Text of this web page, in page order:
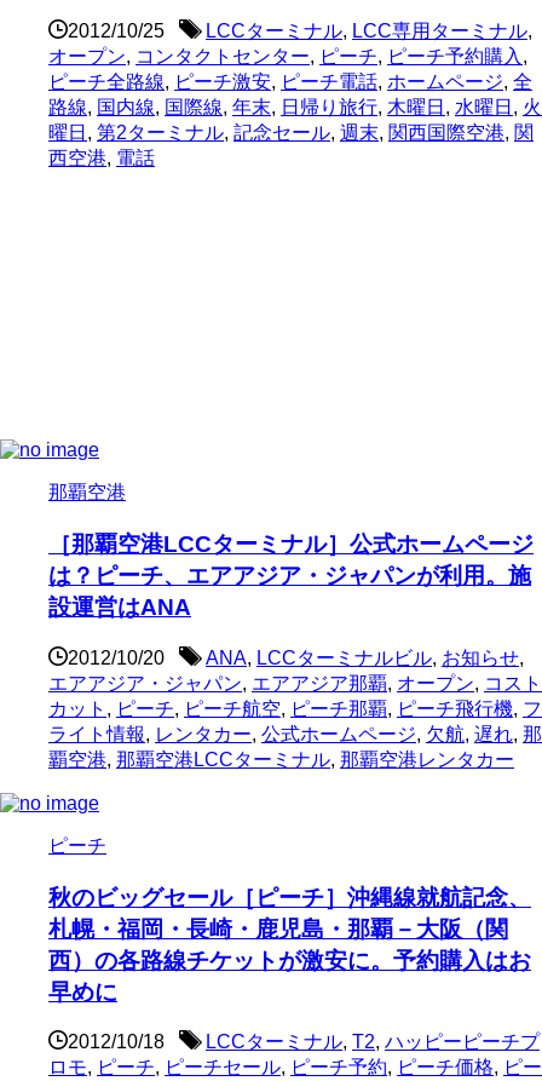
2012/10/25 LCCターミナル, LCC専用ターミナル,
オープン, コンタクトセンター, ピーチ, ピーチ予約購入 ,
ピーチ全路線, ピーチ激安, ピーチ電話, ホームページ, 全
路線, 国内線, 国際線, 年末, 日帰り旅行, 木曜日 , 水曜日 , 火
曜日 , 第2ターミナル, 記念セール, 週末, 関西国際空港, 関
西空港, 電話
那覇空港
［那覇空港LCCターミナル］公式ホームページ
は？ピーチ、エアアジア・ジャパンが利用。施
設運営はANA
2012/10/20 ANA, LCCターミナルビル, お知らせ,
エアアジア・ジャパン, エアアジア那覇, オープン, コスト
カット , ピーチ, ピーチ航空, ピーチ那覇, ピーチ飛行機, フ
ライト情報, レンタカー, 公式ホームページ, 欠航, 遅れ, 那
覇空港, 那覇空港LCCターミナル, 那覇空港レンタカー
ピーチ
秋のビッグセール［ピーチ］沖縄線就航記念、
札幌・福岡・長崎・鹿児島・那覇－大阪（関
西）の各路線チケットが激安に。予約購入はお
早めに
2012/10/18 LCCターミナル, T2, ハッピーピーチプ
ロモ, ピーチ, ピーチセール, ピーチ予約, ピーチ価格, ピー